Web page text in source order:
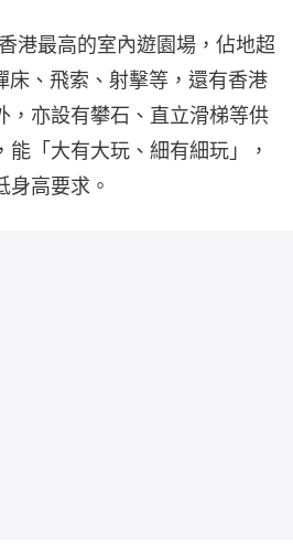
港最高的室內遊園場，佔地超
、飛索、射擊等，還有香港
，亦設有攀石、直立滑梯等供
「大有大玩、細有細玩」，
身高要求。